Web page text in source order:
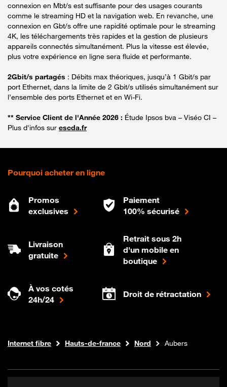
connexion en Mbt/s est suffisante pour des usages courants
comme le streaming HD et la navigation web. En revanche, une
connexion en Gbt/s offre une rapidité optimale pour le streaming
4K, les téléchargements très rapides et la gestion de plusieurs
appareils connectés simultanément. Plus la vitesse est élevée,
plus votre expérience en ligne sera fluide et performante.
2Gbit/s partagés : Débits max théoriques, jusqu’à 1 Gbit/s par
port Ethernet, dans la limite de 2 Gbit/s utilisés simultanément sur
l’ensemble des ports Ethernet et en Wi-Fi.
** Service Client de l'Année 2026 : Étude Ipsos bva – Viséo CI –
Plus d'infos sur escda.fr
Pourquoi acheter en ligne
Promos
exclusives
Paiement
100% sécurisé
Livraison
gratuite
Retrait sous 2h
d'un mobile en
boutique
À vos cotés
24h/24
Droit de rétractation
Boutique Orange
Internet fibre Hauts-de-france Nord Aubers